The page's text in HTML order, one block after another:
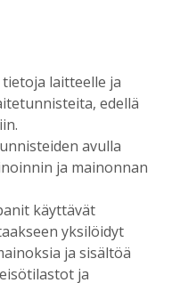
50 vuotta – vaikka
sanoo
oppineensa myös
09:00
sikarutto
sitä osannut
yrittäjä
laitteelle ja
edellä
avulla
ja mainonnan
käyttävät
yksilöidyt
ja sisältöä
ja